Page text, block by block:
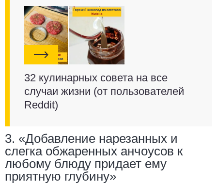
32 кулинарных совета на все
случаи жизни (от пользователей
Reddit)
3. «Добавление нарезанных и
слегка обжаренных анчоусов к
любому блюду придает ему
приятную глубину»